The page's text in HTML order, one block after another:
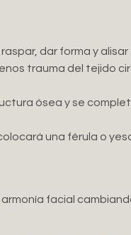
dar forma y alisar
trauma del tejido
ósea y se
una férula o
facial